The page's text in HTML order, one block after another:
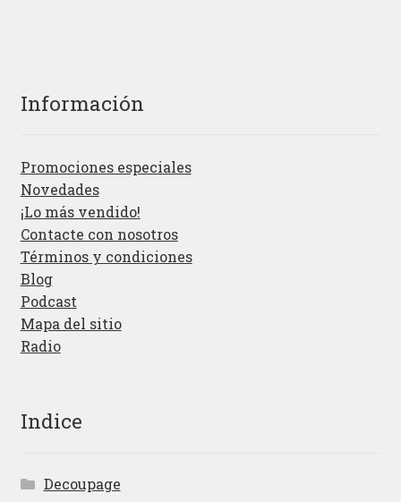
Información
Promociones especiales
Novedades
¡Lo más vendido!
Contacte con nosotros
Términos y condiciones
Blog
Podcast
Mapa del sitio
Radio
Indice
Decoupage